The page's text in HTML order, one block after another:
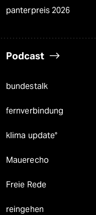
panterpreis 2026
Podcast
bundestalk
fernverbindung
klima update°
Mauerecho
Freie Rede
reingehen